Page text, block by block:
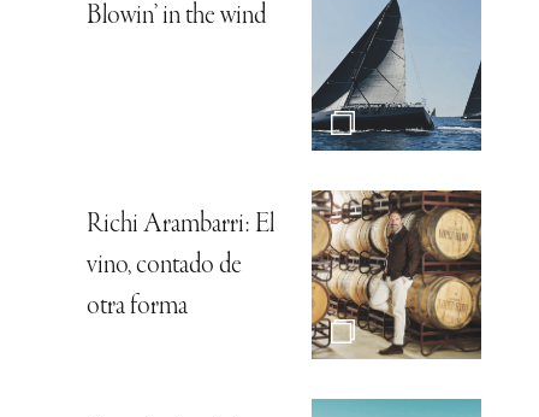
Blowin’ in the wind
Richi Arambarri: El
vino, contado de
otra forma